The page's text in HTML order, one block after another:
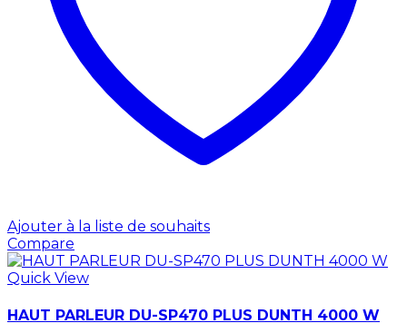
Ajouter à la liste de souhaits
Compare
Quick View
HAUT PARLEUR DU-SP470 PLUS DUNTH 4000 W